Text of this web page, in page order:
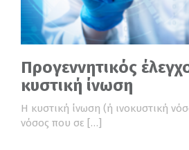
Προγεννητικός
κυστική ίνωση
Η κυστική ίνωση (ή ινοκυστική
νόσος που σε […]